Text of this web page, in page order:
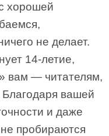
хорошей
не делает.
14-летие,
вам — читателям,
вашей
и даже
пробираются